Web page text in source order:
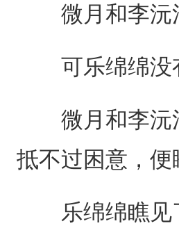
微月和李沅清
可乐绵绵没
微月和李沅清
抵不过困意，便
乐绵绵瞧见